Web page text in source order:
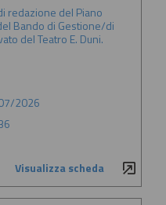
redazione del Piano
Bando di Gestione/di
del Teatro E. Duni.
2026
Visualizza scheda